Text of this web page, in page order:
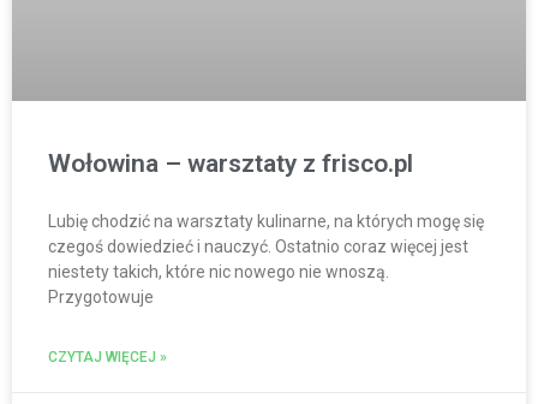
Wołowina – warsztaty z frisco.pl
Lubię chodzić na warsztaty kulinarne, na których mogę się
czegoś dowiedzieć i nauczyć. Ostatnio coraz więcej jest
niestety takich, które nic nowego nie wnoszą.
Przygotowuje
CZYTAJ WIĘCEJ »